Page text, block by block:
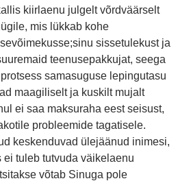
kiirlaenu julgelt võrdväärselt
mis lükkab kohe
sissetulekust ja
teenusepakkujat, seega
samasuguse lepingutasu
maagiliselt ja kuskilt mujalt
ei saa maksuraha eest seisust,
probleemide tagatisele.
keskenduvad ülejäänud inimesi,
tuleb tutvuda väikelaenu
võtab Sinuga pole